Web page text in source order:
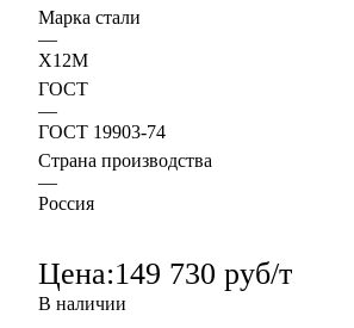
Марка стали
—
Х12М
ГОСТ
—
ГОСТ 19903-74
Страна производства
—
Россия
Цена:149 730 руб/т
В наличии